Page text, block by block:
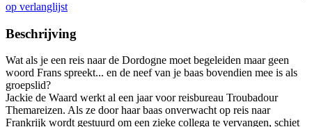
op verlanglijst
Beschrijving
Wat als je een reis naar de Dordogne moet begeleiden maar geen
woord Frans spreekt... en de neef van je baas bovendien mee is als
groepslid?
Jackie de Waard werkt al een jaar voor reisbureau Troubadour
Themareizen. Als ze door haar baas onverwacht op reis naar
Frankrijk wordt gestuurd om een zieke collega te vervangen, schiet